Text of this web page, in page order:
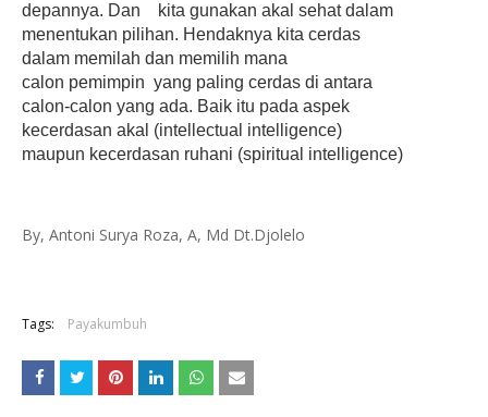
depannya. Dan kita gunakan akal sehat dalam
menentukan pilihan. Hendaknya kita cerdas
dalam memilah dan memilih mana
calon pemimpin yang paling cerdas di antara
calon-calon yang ada. Baik itu pada aspek
kecerdasan akal (intellectual intelligence)
maupun kecerdasan ruhani (spiritual intelligence)
By, Antoni Surya Roza, A, Md Dt.Djolelo
Tags: Payakumbuh